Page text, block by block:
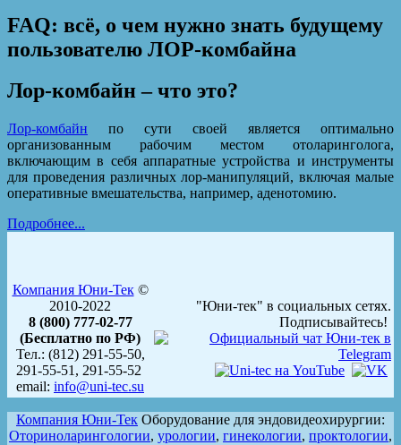
FAQ: всё, о чем нужно знать будущему
пользователю ЛОР-комбайна
Лор-комбайн – что это?
Лор-комбайн по сути своей является оптимально
организованным рабочим местом отоларинголога,
включающим в себя аппаратные устройства и инструменты
для проведения различных лор-манипуляций, включая малые
оперативные вмешательства, например, аденотомию.
Подробнее...
Компания Юни-Тек©
2010-2022
8 (800) 777-02-77
(Бесплатно по РФ)
Тел.: (812) 291-55-50,
291-55-51, 291-55-52
email: info@uni-tec.su
"Юни-тек" в социальных сетях.
Подписывайтесь!
Компания Юни-Тек Оборудование для эндовидеохирургии:
Оториноларингологии, урологии, гинекологии, проктологии,